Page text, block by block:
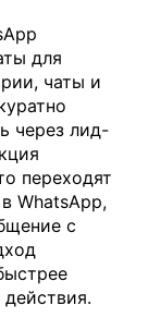
для
чаты и
через лид-
переходят
WhatsApp,
с